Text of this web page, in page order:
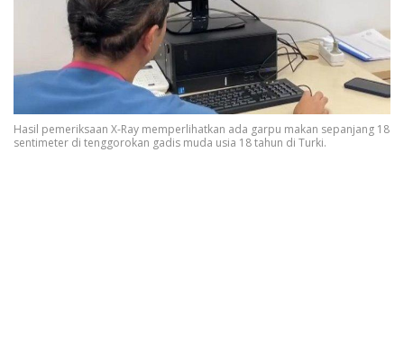
Hasil pemeriksaan X-Ray memperlihatkan ada garpu makan sepanjang 18
sentimeter di tenggorokan gadis muda usia 18 tahun di Turki.